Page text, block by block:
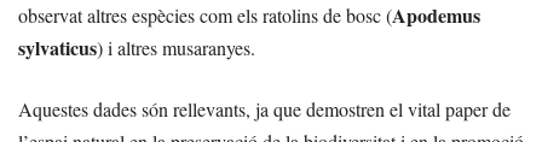
observat altres espècies com els ratolins de bosc (Apodemus
sylvaticus) i altres musaranyes.
Aquestes dades són rellevants, ja que demostren el vital paper de